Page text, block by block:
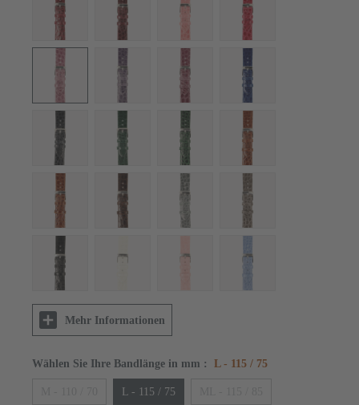
Mehr Informationen
Wählen Sie Ihre Bandlänge in mm : L - 115 / 75
L - 115 / 75